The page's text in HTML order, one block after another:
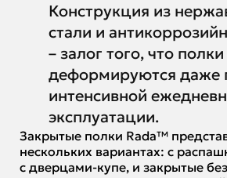
Конструкция из
стали и
– залог того, что
деформируются даже
интенсивной
эксплуатации.
Закрытые полки Rada™
нескольких вариантах: с
с дверцами-купе, и закрытые